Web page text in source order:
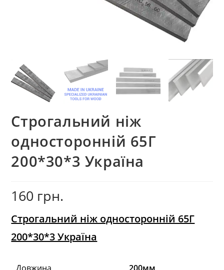
Строгальний ніж
односторонній 65Г
200*30*3 Україна
160 грн.
Строгальний ніж односторонній 65Г
200*30*3 Україна